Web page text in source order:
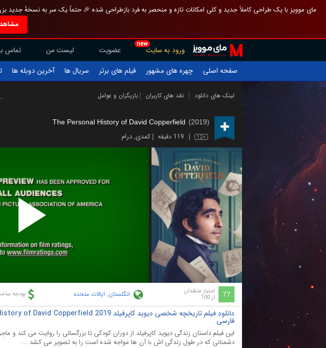
مای موویز با یک طراحی کاملاً جدید و کلی امکانات تازه و منحصر به فرد بازطراحی شده 🎉 حتماً یک سر به نسخهٔ
new
ورود به سایت عضویت لیست من
تماس
صفحه اصلی
چهره های مشهور فیلم های برتر سریال ها آخرین دوبله ها
لینک های دانلود نقد های کاربران بازیگران و عوامل
The Personal History of David Copperfield (2019)
12+ 119 دقیقه کمدی,درام
Play
Video
77 امتیاز منتقدان
از 100 انگلستان, ایالات متحده بودجه
فارسی
این فیلم داستان زندگی دیوید کاپرفیلد از دوران کودکی تا بزرگسالی را روایت می کند و
دشمنانی که در طول زندگی اش با آن ها مواجه شده است را به تصویر می کشد ...